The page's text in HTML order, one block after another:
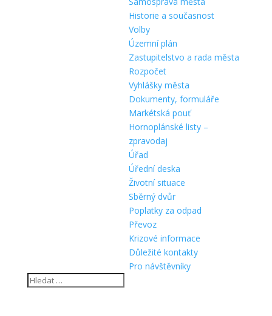
Historie a současnost
Volby
Územní plán
Zastupitelstvo a rada města
Rozpočet
Vyhlášky města
Dokumenty, formuláře
Markétská pouť
Hornoplánské listy –
zpravodaj
Úřad
Úřední deska
Životní situace
Sběrný dvůr
Poplatky za odpad
Převoz
Krizové informace
Důležité kontakty
Pro návštěvníky